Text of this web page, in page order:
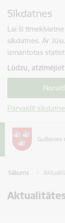
Sīkdatnes
Lai šī
sīkdatnes. Ar
izmantotas
Lūdzu,
Pārvaldīt
Sākums